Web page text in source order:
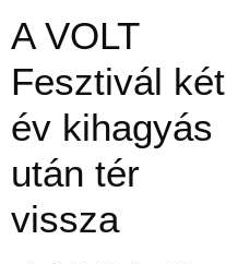
A VOLT
Fesztivál két
év kihagyás
után tér
vissza